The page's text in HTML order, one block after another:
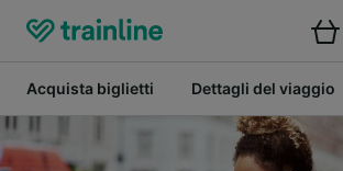
Acquista biglietti Dettagli del viaggio